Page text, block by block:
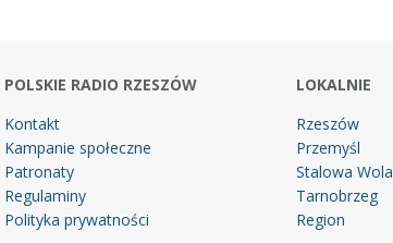
POLSKIE RADIO RZESZÓW
Kontakt
Kampanie społeczne
Patronaty
Regulaminy
Polityka prywatności
LOKALNIE
Rzeszów
Przemyśl
Stalowa Wola
Tarnobrzeg
Region